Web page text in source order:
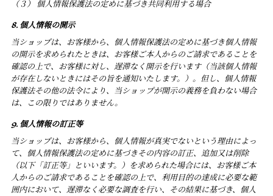
（３） 個人情報保護法の定めに基づき共同利用する場合
8. 個人情報の開示
当ショップは、お客様から、個人情報保護法の定めに基づき個人情報
の開示を求められたときは、お客様ご本人からのご請求であることを
確認の上で、お客様に対し、遅滞なく開示を行います（当該個人情報
が存在しないときにはその旨を通知いたします。）。但し、個人情報
保護法その他の法令により、当ショップが開示の義務を負わない場合
は、この限りではありません。
9. 個人情報の訂正等
当ショップは、お客様から、個人情報が真実でないという理由によっ
て、個人情報保護法の定めに基づきその内容の訂正、追加又は削除
（以下「訂正等」といいます。）を求められた場合には、お客様ご本
人からのご請求であることを確認の上で、利用目的の達成に必要な範
囲内において、遅滞なく必要な調査を行い、その結果に基づき、個人